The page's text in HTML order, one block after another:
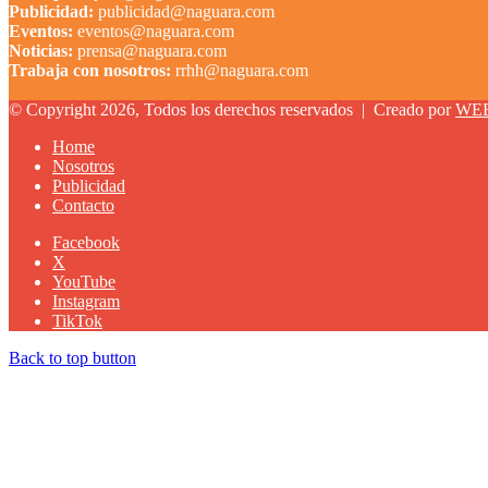
Publicidad: publicidad@naguara.com
Eventos: eventos@naguara.com
Noticias: prensa@naguara.com
Trabaja con nosotros: rrhh@naguara.com
© Copyright 2026, Todos los derechos reservados | Creado por
Home
Nosotros
Publicidad
Contacto
Facebook
X
YouTube
Instagram
TikTok
Back to top button